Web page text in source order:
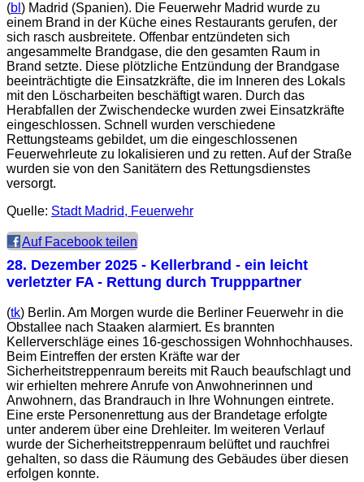
(bl ) Madrid (Spanien). Die Feuerwehr Madrid wurde zu
einem Brand in der Küche eines Restaurants gerufen, der
sich rasch ausbreitete. Offenbar entzündeten sich
angesammelte Brandgase, die den gesamten Raum in
Brand setzte. Diese plötzliche Entzündung der Brandgase
beeinträchtigte die Einsatzkräfte, die im Inneren des Lokals
mit den Löscharbeiten beschäftigt waren. Durch das
Herabfallen der Zwischendecke wurden zwei Einsatzkräfte
eingeschlossen. Schnell wurden verschiedene
Rettungsteams gebildet, um die eingeschlossenen
Feuerwehrleute zu lokalisieren und zu retten. Auf der Straße
wurden sie von den Sanitätern des Rettungsdienstes
versorgt.
Quelle: Stadt Madrid, Feuerwehr
Auf Facebook teilen
28. Dezember 2025 - Kellerbrand - ein leicht
verletzter FA - Rettung durch Trupppartner
(tk) Berlin. Am Morgen wurde die Berliner Feuerwehr in die
Obstallee nach Staaken alarmiert. Es brannten
Kellerverschläge eines 16-geschossigen Wohnhochhauses.
Beim Eintreffen der ersten Kräfte war der
Sicherheitstreppenraum bereits mit Rauch beaufschlagt und
wir erhielten mehrere Anrufe von Anwohnerinnen und
Anwohnern, das Brandrauch in Ihre Wohnungen eintrete.
Eine erste Personenrettung aus der Brandetage erfolgte
unter anderem über eine Drehleiter. Im weiteren Verlauf
wurde der Sicherheitstreppenraum belüftet und rauchfrei
gehalten, so dass die Räumung des Gebäudes über diesen
erfolgen konnte.